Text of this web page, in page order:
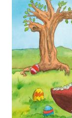
Ein Oster-
VonIngo
Verlag: cbj
Buch
Hardcover